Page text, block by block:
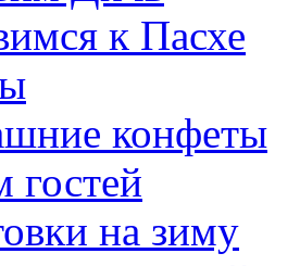
к Пасхе
конфеты
на зиму